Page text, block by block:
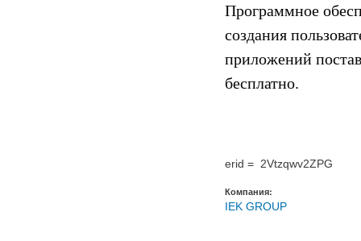
Программное
создания
приложений
бесплатно.
erid = 2Vtzqwv2ZPG
Компания:
IEK GROUP